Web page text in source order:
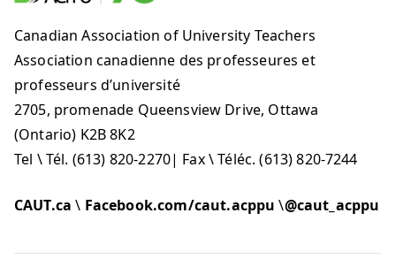
Canadian Association of University Teachers
Association canadienne des professeures et
professeurs d’université
2705, promenade Queensview Drive, Ottawa
(Ontario) K2B 8K2
Tel \ Tél. (613) 820-2270| Fax \ Téléc. (613) 820-7244
CAUT.ca \ Facebook.com/caut.acppu \@caut_acppu